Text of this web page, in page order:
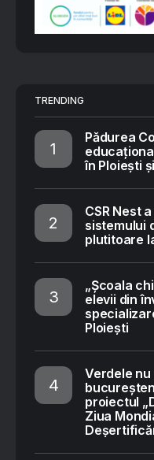
TRENDING
Pădurea
în Ploiești
CSR Nest
sistemului
plutitoare
„Școala
elevii din
Ploiești
Verdele
proiectul
Ziua